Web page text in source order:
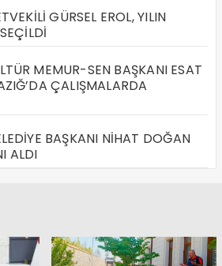
GÜRSEL EROL, YILIN
MEMUR-SEN BAŞKANI ESAT
ÇALIŞMALARDA
BAŞKANI NİHAT DOĞAN
ALDI